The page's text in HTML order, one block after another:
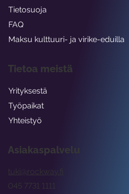
Asiakaspalvelu
tuki@rockway.fi
045 7731 1111
Tietosuoja
FAQ
Maksu kulttuuri- ja virike-eduilla
Tietoa meistä
Yrityksestä
Työpaikat
Yhteistyö